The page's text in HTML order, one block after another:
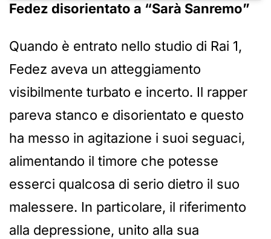
Fedez disorientato a “Sarà Sanremo”
Quando è entrato nello studio di Rai 1,
Fedez aveva un atteggiamento
visibilmente turbato e incerto. Il rapper
pareva stanco e disorientato e questo
ha messo in agitazione i suoi seguaci,
alimentando il timore che potesse
esserci qualcosa di serio dietro il suo
malessere. In particolare, il riferimento
alla depressione, unito alla sua